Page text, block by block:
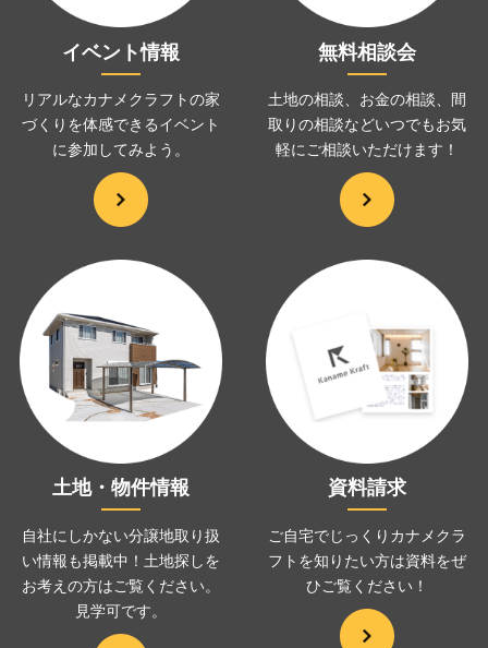
イベント情報
リアルなカナメクラフトの家
づくりを体感できるイベント
に参加してみよう。
無料相談会
土地の相談、お金の相談、
間
取りの相談などいつでもお気
軽にご相談いただけます！
土地・物件情報
自社にしかない分譲地取り扱
い情報も掲載中！土地探しを
お考えの方はご覧ください。
見学可です。
資料請求
ご自宅でじっくりカナメクラ
フトを知りたい方は資料をぜ
ひご覧ください！